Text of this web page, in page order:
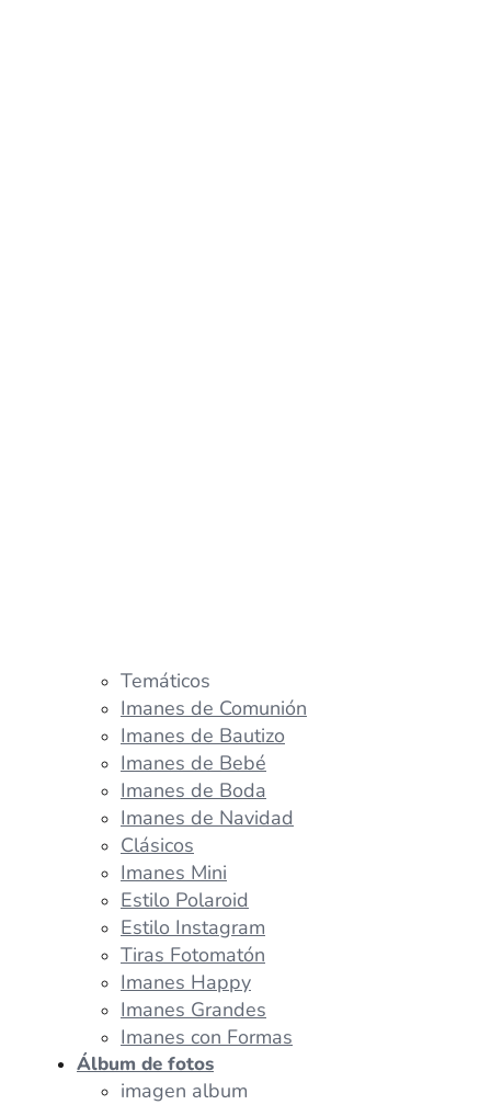
Temáticos
Imanes de Comunión
Imanes de Bautizo
Imanes de Bebé
Imanes de Boda
Imanes de Navidad
Clásicos
Imanes Mini
Estilo Polaroid
Estilo Instagram
Tiras Fotomatón
Imanes Happy
Imanes Grandes
Imanes con Formas
Álbum de fotos
imagen album